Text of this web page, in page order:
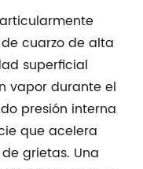
cuarzo de alta
superficial
vapor durante el
presión interna
que acelera
grietas. Una